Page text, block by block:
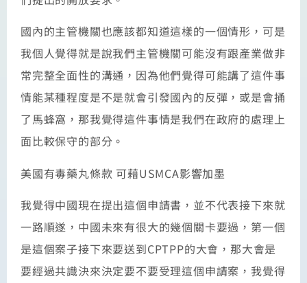
國內的主管機關也應該都知道這樣的一個情形，可是
我個人覺得就是說我們主管機關可能沒有跟產業做非
常完整全面性的溝通，因為他們覺得可能講了這件事
情能某種程度是不是就會引發國內的反彈，或是會捅
了馬蜂窩，那我覺得這件事情是我們在政府的處理上
面比較保守的部分。
美國有毒藥丸條款 可藉USMCA影響加墨
我覺得中國現在提出這個申請書，並不代表接下來就
一路順遂，中國未來有很大的幾個關卡要過，第一個
是這個案子接下來要送到CPTPP的大會，那大會是
要經過共識決來決定要不要受理這個申請案，我覺得